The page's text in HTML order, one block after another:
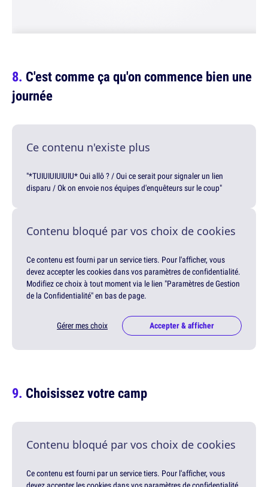
C'est comme ça qu'on commence bien une
journée
Ce contenu n'existe plus
"*TUIUIUIUIUIU* Oui allô ? / Oui ce serait pour signaler un lien
disparu / Ok on envoie nos équipes d'enquêteurs sur le coup"
Contenu bloqué par vos choix de cookies
Ce contenu est fourni par un service tiers. Pour l'afficher, vous
devez accepter les cookies dans vos paramètres de confidentialité.
Modifiez ce choix à tout moment via le lien "Paramètres de Gestion
de la Confidentialité" en bas de page.
Gérer mes choix Accepter & afficher
Choisissez votre camp
Contenu bloqué par vos choix de cookies
Ce contenu est fourni par un service tiers. Pour l'afficher, vous